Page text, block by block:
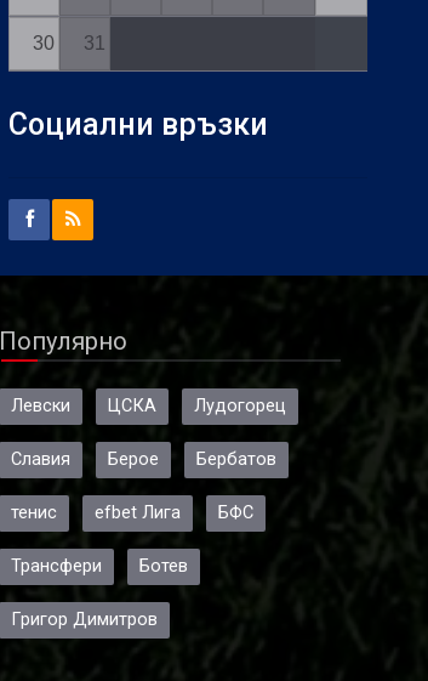
30 31
Социални връзки
Популярно
Левски ЦСКА Лудогорец
Славия Берое Бербатов
тенис efbet Лига БФС
Трансфери Ботев
Григор Димитров